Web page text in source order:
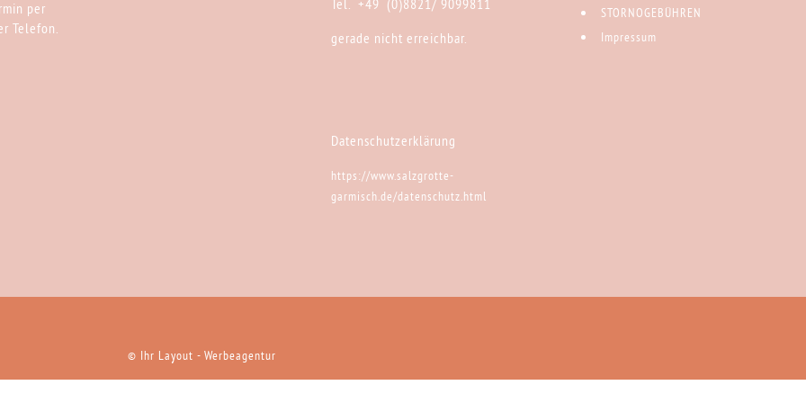
per
Telefon.
gerade nicht erreichbar.
Datenschutzerklärung
https://www.salzgrotte-
garmisch.de/datenschutz.html
STORNOGEBÜHREN
Impressum
© Ihr Layout - Werbeagentur